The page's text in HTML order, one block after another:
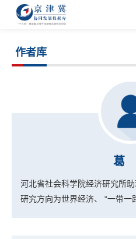
作者库
葛
河北省社会科学院经济研究所
研究方向为世界经济、 “一带一